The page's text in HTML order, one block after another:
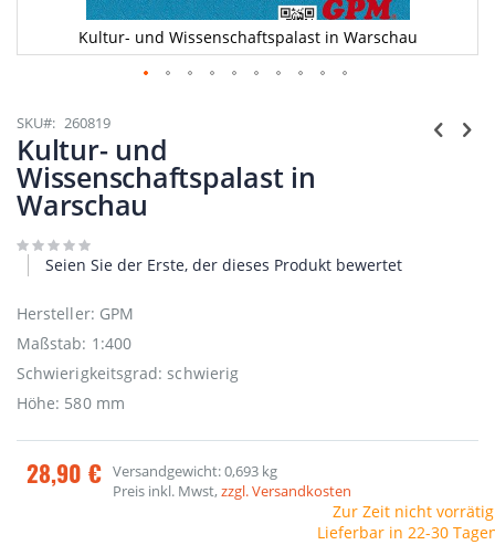
Kultur- und Wissenschaftspalast in Warschau
Anfang
der
Bildgalerie
springen
SKU 260819
Kultur- und
Wissenschaftspalast in
Warschau
Seien Sie der Erste, der dieses Produkt bewertet
Hersteller: GPM
Maßstab: 1:400
Schwierigkeitsgrad: schwierig
Höhe: 580 mm
28,90 € Versandgewicht: 0,693 kg
Preis inkl. Mwst,zzgl. Versandkosten
Zur Zeit nicht
Lieferbar in 22-30